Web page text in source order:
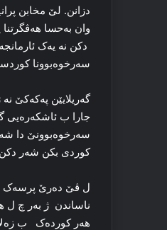
دزانن. لێ مخابن
وان به‌حسا
دکن نه‌ یه‌ک
سه‌رخوه‌بوونا
گه‌ریلایێن پەکەکێ
جارا ب ئاشكەرەیی
سه‌رخوه‌بوونێ دا‌
کوردی بکن شه‌ر دکن.
ل ڤێ ده‌رێ پرسه‌ک
ناساندن ژ بەر چ ل
هه‌ر کورده‌ک ‌ ب